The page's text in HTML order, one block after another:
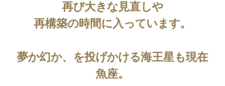
再び大きな見直しや
再構築の時間に入っています。
夢か幻か、を投げかける海王星も現在
魚座。